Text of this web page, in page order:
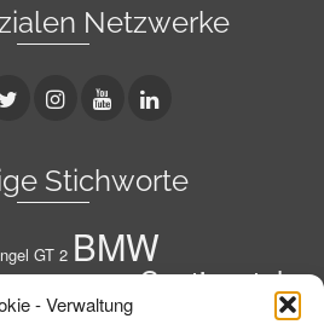
- Verwaltung
Netzwerke
Stichworte
GT 2 BMW
Continental
Conti RoadAttack 4